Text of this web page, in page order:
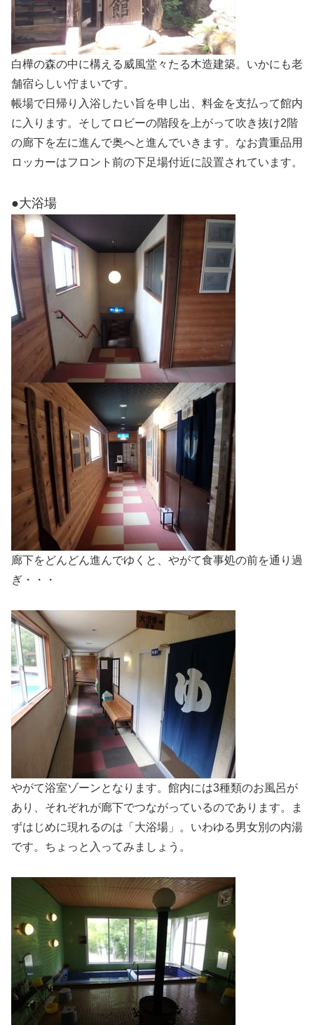
白樺の森の中に構える威風堂々たる木造建築。いかにも老
舗宿らしい佇まいです。
帳場で日帰り入浴したい旨を申し出、料金を支払って館内
に入ります。そしてロビーの階段を上がって吹き抜け2階
の廊下を左に進んで奥へと進んでいきます。なお貴重品用
ロッカーはフロント前の下足場付近に設置されています。
●大浴場
廊下をどんどん進んでゆくと、やがて食事処の前を通り過
ぎ・・・
やがて浴室ゾーンとなります。館内には3種類のお風呂が
あり、それぞれが廊下でつながっているのであります。ま
ずはじめに現れるのは「大浴場」。いわゆる男女別の内湯
です。ちょっと入ってみましょう。